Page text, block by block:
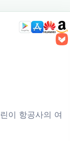
이 항공사의 여